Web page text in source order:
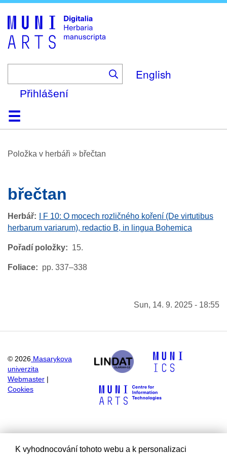
English
Přihlášení
DomůProhlížení
O platformě
Nápověda
KontaktDigitalia
Položka v herbáři » břečtan
břečtan
Herbář
I F 10: O mocech rozličného koření (De virtutibus
herbarum variarum), redactio B, in lingua Bohemica
Pořadí položky 15.
Foliace pp. 337–338
Sun, 14. 9. 2025 - 18:55
© 2026 Masarykova
univerzita
Webmaster
Cookies
K vyhodnocování tohoto webu a k personalizaci